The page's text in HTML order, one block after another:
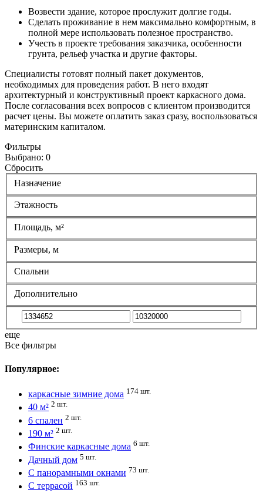
Возвести здание, которое прослужит долгие годы.
Сделать проживание в нем максимально комфортным, в
полной мере использовать полезное пространство.
Учесть в проекте требования заказчика, особенности
грунта, рельеф участка и другие факторы.
Специалисты готовят полный пакет документов,
необходимых для проведения работ. В него входят
архитектурный и конструктивный проект каркасного дома.
После согласования всех вопросов с клиентом производится
расчет цены. Вы можете оплатить заказ сразу, воспользоваться
материнским капиталом.
Фильтры
Выбрано: 0
Сбросить
Назначение
Этажность
Площадь, м²
Размеры, м
Спальни
Дополнительно
еще
Все фильтры
Популярное:
каркасные зимние дома 174 шт.
40 м² 2 шт.
6 спален 2 шт.
190 м² 2 шт.
Финские каркасные дома 6 шт.
Дачный дом 5 шт.
С панорамными окнами 73 шт.
С террасой 163 шт.